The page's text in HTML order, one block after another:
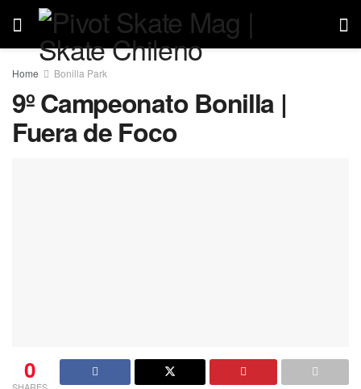
Home Bonilla Park
9º Campeonato Bonilla |
Fuera de Foco
0